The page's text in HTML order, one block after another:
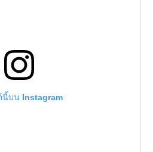
นี้บน Instagram